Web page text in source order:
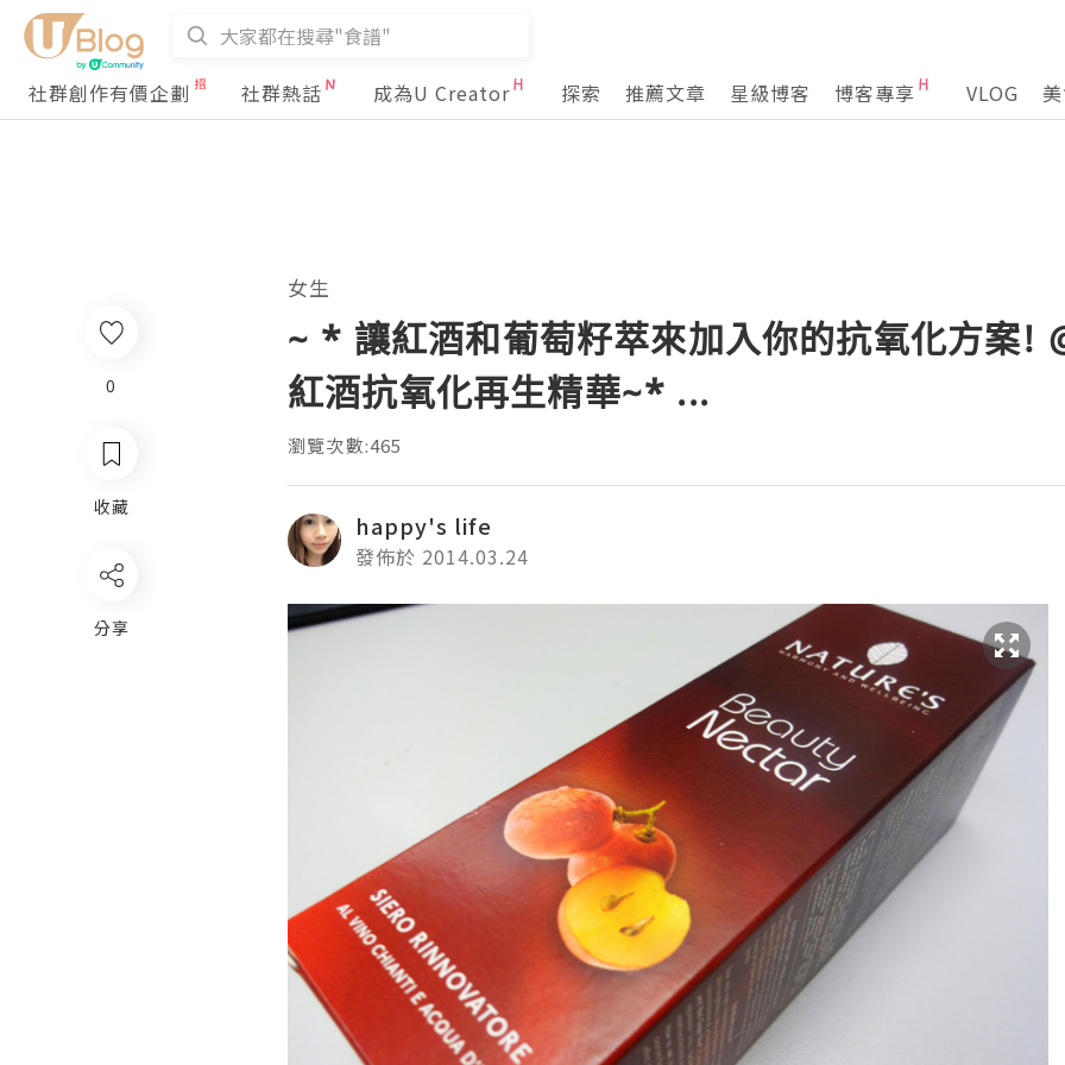
社群創作有價企劃 社群熱話 成為U Creator 探索 推薦文章 星級博客 博客專享 VLOG
0
收藏
分享
女生
~ * 讓紅酒和葡萄籽萃來加入你的抗氧化方案!
紅酒抗氧化再生精華~* ...
瀏覽次數:465
happy's life
發佈於 2014.03.24